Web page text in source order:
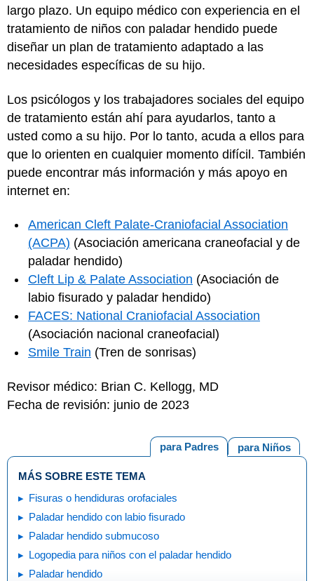
largo plazo. Un equipo médico con experiencia en el
tratamiento de niños con paladar hendido puede
diseñar un plan de tratamiento adaptado a las
necesidades específicas de su hijo.
Los psicólogos y los trabajadores sociales del equipo
de tratamiento están ahí para ayudarlos, tanto a
usted como a su hijo. Por lo tanto, acuda a ellos para
que lo orienten en cualquier momento difícil. También
puede encontrar más información y más apoyo en
internet en:
American Cleft Palate-Craniofacial Association
(ACPA) (Asociación americana craneofacial y de
paladar hendido)
Cleft Lip & Palate Association (Asociación de
labio fisurado y paladar hendido)
FACES: National Craniofacial Association
(Asociación nacional craneofacial)
Smile Train (Tren de sonrisas)
Revisor médico: Brian C. Kellogg, MD
Fecha de revisión: junio de 2023
para Niños
para Padres
MÁS SOBRE ESTE TEMA
Fisuras o hendiduras orofaciales
Paladar hendido con labio fisurado
Paladar hendido submucoso
Logopedia para niños con el paladar hendido
Paladar hendido